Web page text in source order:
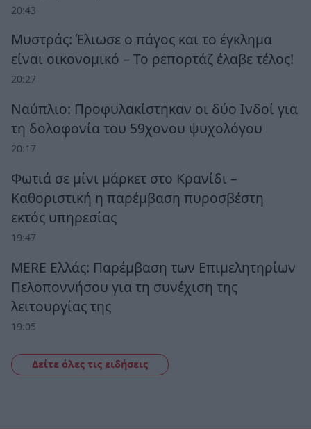
20:43
Μυστράς: Έλιωσε ο πάγος και το έγκλημα
είναι οικονομικό – Το ρεπορτάζ έλαβε τέλος!
20:27
Ναύπλιο: Προφυλακίστηκαν οι δύο Ινδοί για
τη δολοφονία του 59χονου ψυχολόγου
20:17
Φωτιά σε μίνι μάρκετ στο Κρανίδι –
Καθοριστική η παρέμβαση πυροσβέστη
εκτός υπηρεσίας
19:47
MERE Ελλάς: Παρέμβαση των Επιμελητηρίων
Πελοποννήσου για τη συνέχιση της
λειτουργίας της
19:05
Δείτε όλες τις ειδήσεις